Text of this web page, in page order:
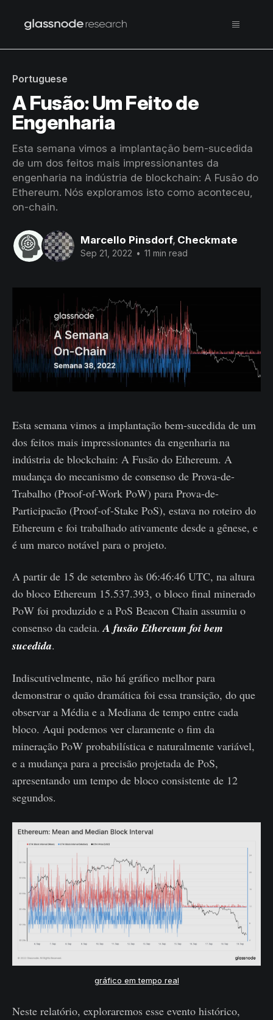
Portuguese
A Fusão: Um Feito de
Engenharia
Esta semana vimos a implantação bem-sucedida
de um dos feitos mais impressionantes da
engenharia na indústria de blockchain: A Fusão do
Ethereum. Nós exploramos isto como aconteceu,
on-chain.
Marcello Pinsdorf, Checkmate
Sep 21, 2022 • 11 min read
Esta semana vimos a implantação bem-sucedida de um
dos feitos mais impressionantes da engenharia na
indústria de blockchain: A Fusão do Ethereum. A
mudança do mecanismo de consenso de Prova-de-
Trabalho (Proof-of-Work PoW) para Prova-de-
Participacão (Proof-of-Stake PoS), estava no roteiro do
Ethereum e foi trabalhado ativamente desde a gênese, e
é um marco notável para o projeto.
A partir de 15 de setembro às 06:46:46 UTC, na altura
do bloco Ethereum 15.537.393, o bloco final minerado
PoW foi produzido e a PoS Beacon Chain assumiu o
consenso da cadeia.A fusão Ethereum foi bem
sucedida.
Indiscutivelmente, não há gráfico melhor para
demonstrar o quão dramática foi essa transição, do que
observar a Média e a Mediana de tempo entre cada
bloco. Aqui podemos ver claramente o fim da
mineração PoW probabilística e naturalmente variável,
e a mudança para a precisão projetada de PoS,
apresentando um tempo de bloco consistente de 12
segundos.
gráfico em tempo real
Neste relatório, exploraremos esse evento histórico,